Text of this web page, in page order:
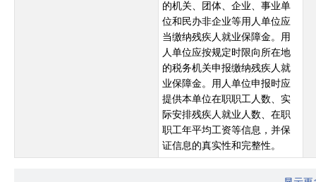
的机关、团体、企业、事业单
位和民办非企业等用人单位应
当缴纳残疾人就业保障金。用
人单位应按规定时限向所在地
的税务机关申报缴纳残疾人就
业保障金。用人单位申报时应
提供本单位在职职工人数、实
际安排残疾人就业人数、在职
职工年平均工资等信息，并保
证信息的真实性和完整性。